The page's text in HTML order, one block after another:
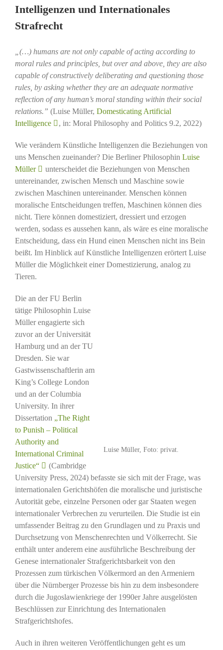
Intelligenzen und Internationales
Strafrecht
„(…) humans are not only capable of acting according to
moral rules and principles, but over and above, they are also
capable of constructively deliberating and questioning those
rules, by asking whether they are an adequate normative
reflection of any human’s moral standing within their social
relations.” (Luise Müller, Domesticating Artificial
Intelligence
, in: Moral Philosophy and Politics 9.2, 2022)
Wie verändern Künstliche Intelligenzen die Beziehungen von
uns Menschen zueinander? Die Berliner Philosophin Luise
Müller
unterscheidet die Beziehungen von Menschen
untereinander, zwischen Mensch und Maschine sowie
zwischen Maschinen untereinander. Menschen können
moralische Entscheidungen treffen, Maschinen können dies
nicht. Tiere können domestiziert, dressiert und erzogen
werden, sodass es aussehen kann, als wäre es eine moralische
Entscheidung, dass ein Hund einen Menschen nicht ins Bein
beißt. Im Hinblick auf Künstliche Intelligenzen erörtert Luise
Müller die Möglichkeit einer Domestizierung, analog zu
Tieren.
Luise Müller, Foto: privat.
Die an der FU Berlin
tätige Philosophin Luise
Müller engagierte sich
zuvor an der Universität
Hamburg und an der TU
Dresden. Sie war
Gastwissenschaftlerin am
King’s College London
und an der Columbia
University. In ihrer
Dissertation „The Right
to Punish – Political
Authority and
International Criminal
Justice“
(Cambridge
University Press, 2024) befasste sie sich mit der Frage, was
internationalen Gerichtshöfen die moralische und juristische
Autorität gebe, einzelne Personen oder gar Staaten wegen
internationaler Verbrechen zu verurteilen. Die Studie ist ein
umfassender Beitrag zu den Grundlagen und zu Praxis und
Durchsetzung von Menschenrechten und Völkerrecht. Sie
enthält unter anderem eine ausführliche Beschreibung der
Genese internationaler Strafgerichtsbarkeit von den
Prozessen zum türkischen Völkermord an den Armeniern
über die Nürnberger Prozesse bis hin zu dem insbesondere
durch die Jugoslawienkriege der 1990er Jahre ausgelösten
Beschlüssen zur Einrichtung des Internationalen
Strafgerichtshofes.
Auch in ihren weiteren Veröffentlichungen geht es um